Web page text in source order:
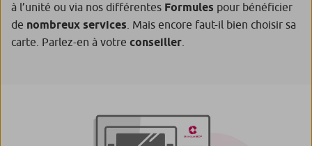
à l’unité ou via nos différentes Formules pour bénéficier
de nombreux services . Mais encore faut-il bien choisir sa
carte. Parlez-en à votre conseiller